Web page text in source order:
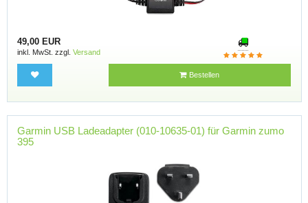
49,00 EUR
inkl. MwSt. zzgl. Versand
Bestellen
Garmin USB Ladeadapter (010-10635-01) für Garmin zumo
395